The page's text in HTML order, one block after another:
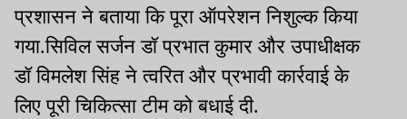
प्रशासन ने बताया कि पूरा ऑपरेशन निशुल्क किया
गया.सिविल सर्जन डॉ प्रभात कुमार और उपाधीक्षक
डॉ विमलेश सिंह ने त्वरित और प्रभावी कार्रवाई के
लिए पूरी चिकित्सा टीम को बधाई दी.